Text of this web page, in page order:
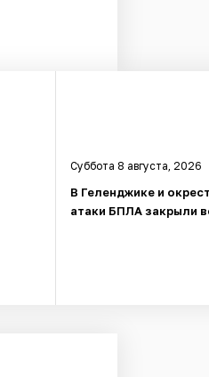
Суббота 8 августа, 2026
В Геленджике и
атаки БПЛА закрыли